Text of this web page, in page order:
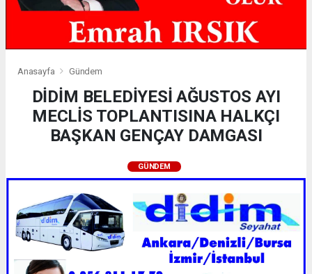
Anasayfa Gündem
DİDİM BELEDİYESİ AĞUSTOS AYI
MECLİS TOPLANTISINA HALKÇI
BAŞKAN GENÇAY DAMGASI
GÜNDEM